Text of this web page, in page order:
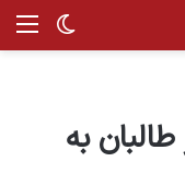
تغییر
به